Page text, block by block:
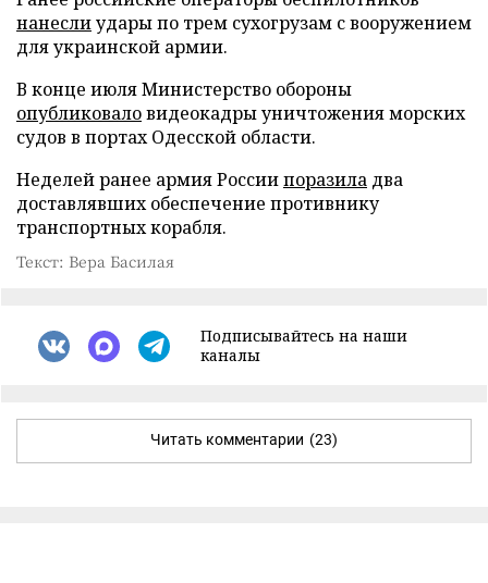
нанеслиудары по трем сухогрузам с вооружением
для украинской армии.
В конце июля Министерство обороны
опубликоваловидеокадры уничтожения морских
судов в портах Одесской области.
Неделей ранее армия Россиипоразила два
доставлявших обеспечение противнику
транспортных корабля.
Текст: Вера Басилая
Подписывайтесь на наши
каналы
Читать комментарии (23)